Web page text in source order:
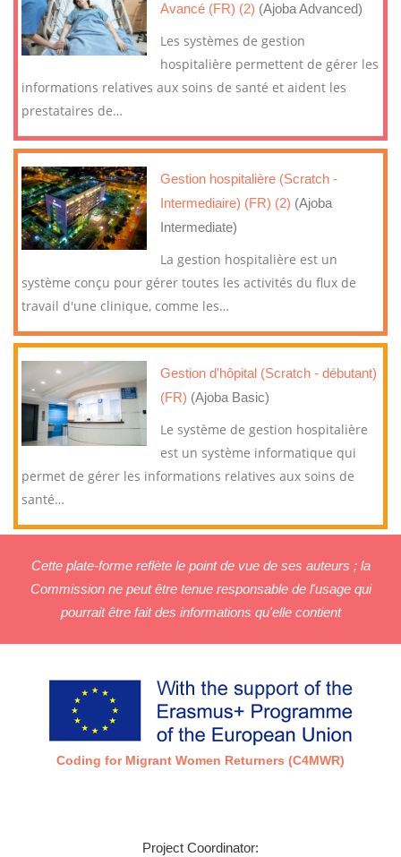
Avancé (FR) (2) (Ajoba Advanced)
Les systèmes de gestion
hospitalière permettent de gérer les
informations relatives aux soins de santé et aident les
prestataires de…
Gestion hospitalière (Scratch -
Intermediaire) (FR) (2) (Ajoba
Intermediate)
La gestion hospitalière est un
système conçu pour gérer toutes les activités du flux de
travail d'une clinique, comme les…
Gestion d'hôpital (Scratch - débutant)
(FR) (Ajoba Basic)
Le système de gestion hospitalière
est un système informatique qui
permet de gérer les informations relatives aux soins de
santé…
Cette plate-forme reflète le point de vue de ses auteurs ; la
Commission ne peut être tenue responsable de l'usage qui
pourrait être fait des informations qu'elle contient
Coding for Migrant Women Returners (C4MWR)
Project Coordinator: